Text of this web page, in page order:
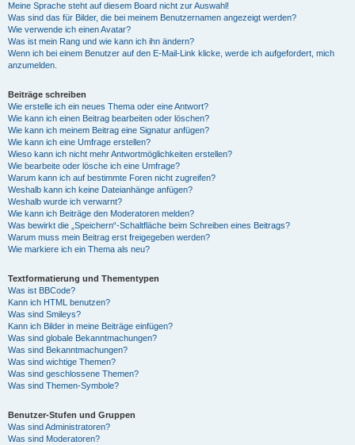
Meine Sprache steht auf diesem Board nicht zur Auswahl!
Was sind das für Bilder, die bei meinem Benutzernamen angezeigt werden?
Wie verwende ich einen Avatar?
Was ist mein Rang und wie kann ich ihn ändern?
Wenn ich bei einem Benutzer auf den E-Mail-Link klicke, werde ich aufgefordert, mich
anzumelden.
Beiträge schreiben
Wie erstelle ich ein neues Thema oder eine Antwort?
Wie kann ich einen Beitrag bearbeiten oder löschen?
Wie kann ich meinem Beitrag eine Signatur anfügen?
Wie kann ich eine Umfrage erstellen?
Wieso kann ich nicht mehr Antwortmöglichkeiten erstellen?
Wie bearbeite oder lösche ich eine Umfrage?
Warum kann ich auf bestimmte Foren nicht zugreifen?
Weshalb kann ich keine Dateianhänge anfügen?
Weshalb wurde ich verwarnt?
Wie kann ich Beiträge den Moderatoren melden?
Was bewirkt die „Speichern“-Schaltfläche beim Schreiben eines Beitrags?
Warum muss mein Beitrag erst freigegeben werden?
Wie markiere ich ein Thema als neu?
Textformatierung und Thementypen
Was ist BBCode?
Kann ich HTML benutzen?
Was sind Smileys?
Kann ich Bilder in meine Beiträge einfügen?
Was sind globale Bekanntmachungen?
Was sind Bekanntmachungen?
Was sind wichtige Themen?
Was sind geschlossene Themen?
Was sind Themen-Symbole?
Benutzer-Stufen und Gruppen
Was sind Administratoren?
Was sind Moderatoren?